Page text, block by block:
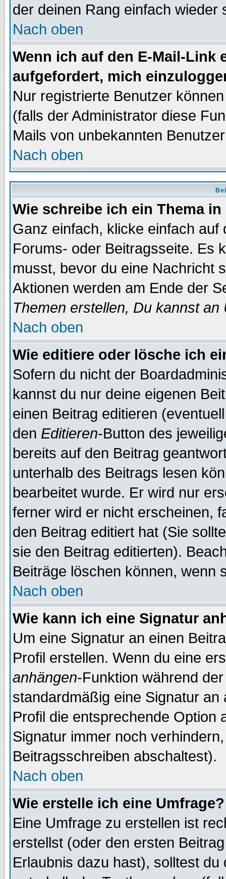
der deinen Rang einfach wieder
Nach oben
Wenn ich auf den E-Mail-Link
aufgefordert, mich
Nur registrierte Benutzer
(falls der Administrator diese
Mails von unbekannten
Nach oben
Wie schreibe ich ein Thema
Ganz einfach, klicke einfach
Forums- oder Beitragsseite. Es
musst, bevor du eine Nachricht
Aktionen werden am Ende der
Themen erstellen, Du kannst
Nach oben
Wie editiere oder lösche ich
Sofern du nicht der
kannst du nur deine eigenen
einen Beitrag editieren
den Editieren-Button des
bereits auf den Beitrag
unterhalb des Beitrags lesen
bearbeitet wurde. Er wird nur
ferner wird er nicht erscheinen,
den Beitrag editiert hat (Sie
sie den Beitrag editierten).
Beiträge löschen können, wenn
Nach oben
Wie kann ich eine Signatur
Um eine Signatur an einen
Profil erstellen. Wenn du eine
anhängen-Funktion während
standardmäßig eine Signatur
Profil die entsprechende Option
Signatur immer noch
Beitragsschreiben abschaltest).
Nach oben
Wie erstelle ich eine Umfrage?
Eine Umfrage zu erstellen ist
erstellst (oder den ersten
Erlaubnis dazu hast), solltest